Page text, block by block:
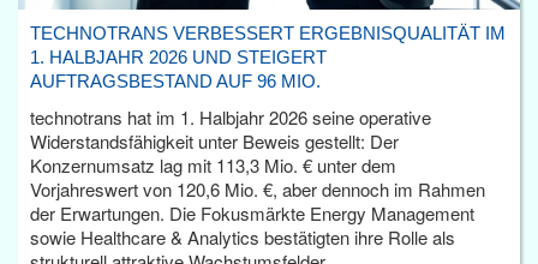
TECHNOTRANS VERBESSERT ERGEBNISQUALITÄT IM
1. HALBJAHR 2026 UND STEIGERT
AUFTRAGSBESTAND AUF 96 MIO.
technotrans hat im 1. Halbjahr 2026 seine operative
Widerstandsfähigkeit unter Beweis gestellt: Der
Konzernumsatz lag mit 113,3 Mio. € unter dem
Vorjahreswert von 120,6 Mio. €, aber dennoch im Rahmen
der Erwartungen. Die Fokusmärkte Energy Management
sowie Healthcare & Analytics bestätigten ihre Rolle als